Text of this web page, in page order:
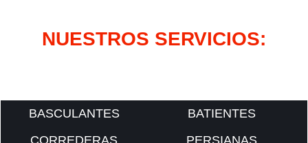
NUESTROS SERVICIOS:
BASCULANTES
BATIENTES